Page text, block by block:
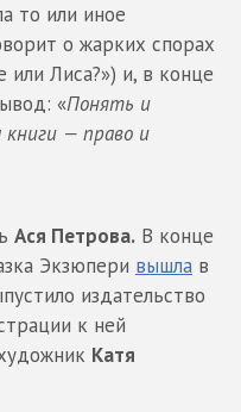
то или иное
о жарких спорах
или Лиса?») и, в конце
«Понять и
книги — право и
Ася Петрова. В конце
Экзюпери вышла в
издательство
к ней
Катя